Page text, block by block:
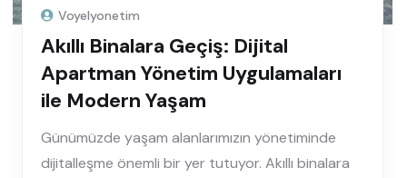
Voyelyonetim
Akıllı Binalara Geçiş: Dijital
Apartman Yönetim Uygulamaları
ile Modern Yaşam
Günümüzde yaşam alanlarımızın yönetiminde
dijitalleşme önemli bir yer tutuyor. Akıllı binalara